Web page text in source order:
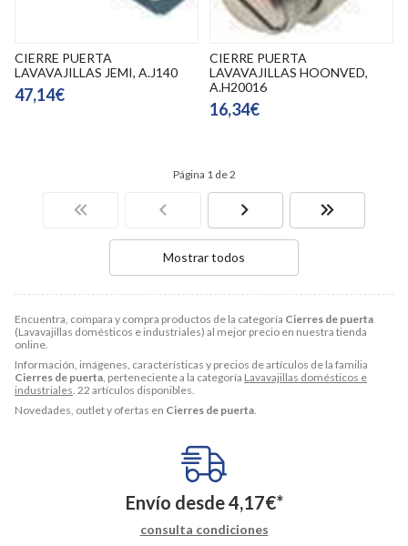
Encuentra, compara y compra productos de la categoría Cierres de puerta
(Lavavajillas domésticos e industriales) al mejor precio en nuestra tienda
online.
Información, imágenes, características y precios de artículos de la familia
Cierres de puerta , perteneciente a la categoría Lavavajillas domésticos e
industriales . 22 artículos disponibles.
Novedades, outlet y ofertas en Cierres de puerta
CIERRE PUERTA
LAVAVAJILLAS JEMI, A.J140
47,14€
CIERRE PUERTA
LAVAVAJILLAS HOONVED,
A.H20016
16,34€
Página 1 de 2
Mostrar todos
Envío desde4,17€*
consulta condiciones